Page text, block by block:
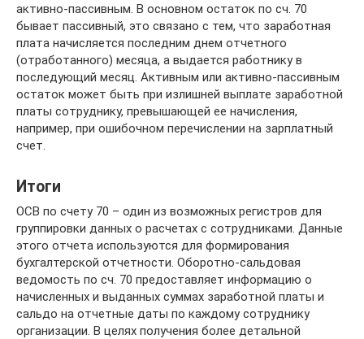
активно-пассивным. В основном остаток по сч. 70
бывает пассивный, это связано с тем, что заработная
плата начисляется последним днем отчетного
(отработанного) месяца, а выдается работнику в
последующий месяц. Активным или активно-пассивным
остаток может быть при излишней выплате заработной
платы сотруднику, превышающей ее начисления,
например, при ошибочном перечислении на зарплатный
счет.
Итоги
ОСВ по счету 70 – один из возможных регистров для
группировки данных о расчетах с сотрудниками. Данные
этого отчета используются для формирования
бухгалтерской отчетности. Оборотно-сальдовая
ведомость по сч. 70 предоставляет информацию о
начисленных и выданных суммах заработной платы и
сальдо на отчетные даты по каждому сотруднику
организации. В целях получения более детальной